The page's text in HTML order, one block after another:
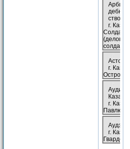
деб­ное
ство&*/
г.
(деловой
г.
Аудит-
Казань
г.
г.